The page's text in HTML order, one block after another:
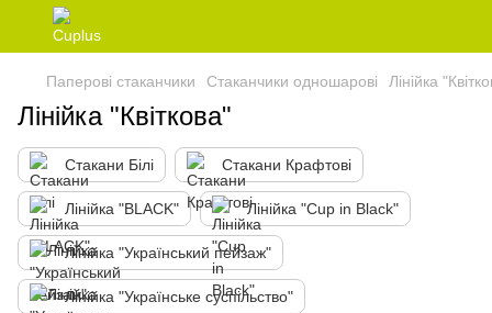
Паперові стаканчики Стаканчики одношарові Лінійка
Лінійка "Квіткова"
Стакани Білі Стакани Крафтові
Лінійка "BLACK" Лінійка "Cup in Black"
Лінійка "Український пейзаж"
Лінійка "Українське суспільство"